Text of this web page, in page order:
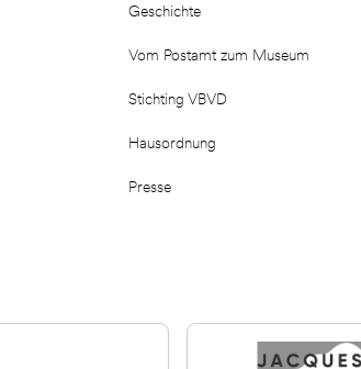
Geschichte
Vom Postamt zum Museum
Stichting VBVD
Hausordnung
Presse